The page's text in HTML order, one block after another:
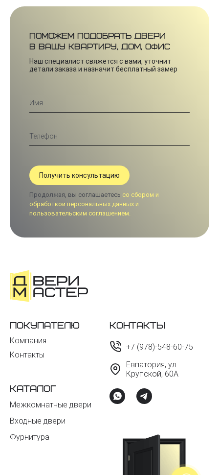
Поможем подобрать двери
в вашу квартиру, дом, офис
Наш специалист свяжется с вами, уточнит
детали заказа и назначит бесплатный замер
Продолжая, вы соглашаетесь со сбором и
обработкой персональных данных и
пользовательским соглашением.
Покупателю
Компания
Контакты
Каталог
Межкомнатные двери
Входные двери
Фурнитура
Контакты
+7 (978)-548-60-75
Евпатория, ул.
Крупской, 60А